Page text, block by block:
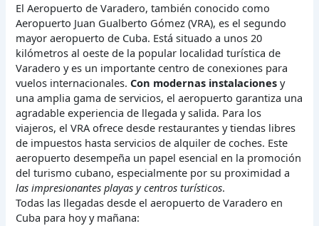
El Aeropuerto de Varadero, también conocido como
Aeropuerto Juan Gualberto Gómez (VRA), es el segundo
mayor aeropuerto de Cuba. Está situado a unos 20
kilómetros al oeste de la popular localidad turística de
Varadero y es un importante centro de conexiones para
vuelos internacionales.Con modernas instalaciones y
una amplia gama de servicios, el aeropuerto garantiza una
agradable experiencia de llegada y salida. Para los
viajeros, el VRA ofrece desde restaurantes y tiendas libres
de impuestos hasta servicios de alquiler de coches. Este
aeropuerto desempeña un papel esencial en la promoción
del turismo cubano, especialmente por su proximidad a
las impresionantes playas y centros turísticos.
Todas las llegadas desde el aeropuerto de Varadero en
Cuba para hoy y mañana: